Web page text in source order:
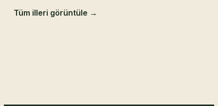
Tüm illeri görüntüle →